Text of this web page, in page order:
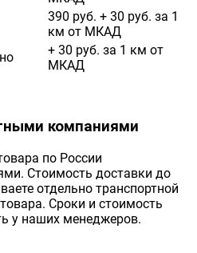
390 руб. + 30 руб. за 1
км от МКАД
+ 30 руб. за 1 км от
МКАД
компаниями
по России
Стоимость доставки до
отдельно транспортной
Сроки и стоимость
у наших менеджеров.